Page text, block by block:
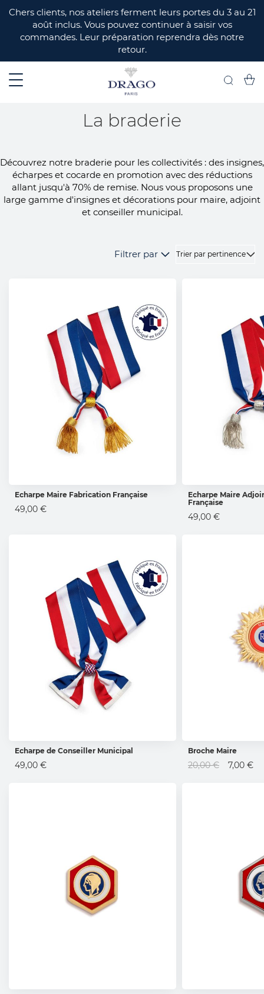
Chers clients, nos ateliers ferment leurs portes du 3 au 21
août inclus. Vous pouvez continuer à saisir vos
commandes. Leur préparation reprendra dès notre
retour.
La braderie
Découvrez notre braderie pour les collectivités : des insignes,
écharpes et cocarde en promotion avec des réductions
allant jusqu'à 70% de remise. Nous vous proposons une
large gamme d'insignes et décorations pour maire, adjoint
et conseiller municipal.
Filtrer par
Echarpe Maire Fabrication Française
49,00 €
Echarpe Maire
Française
49,00 €
Echarpe de Conseiller Municipal
49,00 €
Broche Maire
Prix
7,00 €
20,00 €